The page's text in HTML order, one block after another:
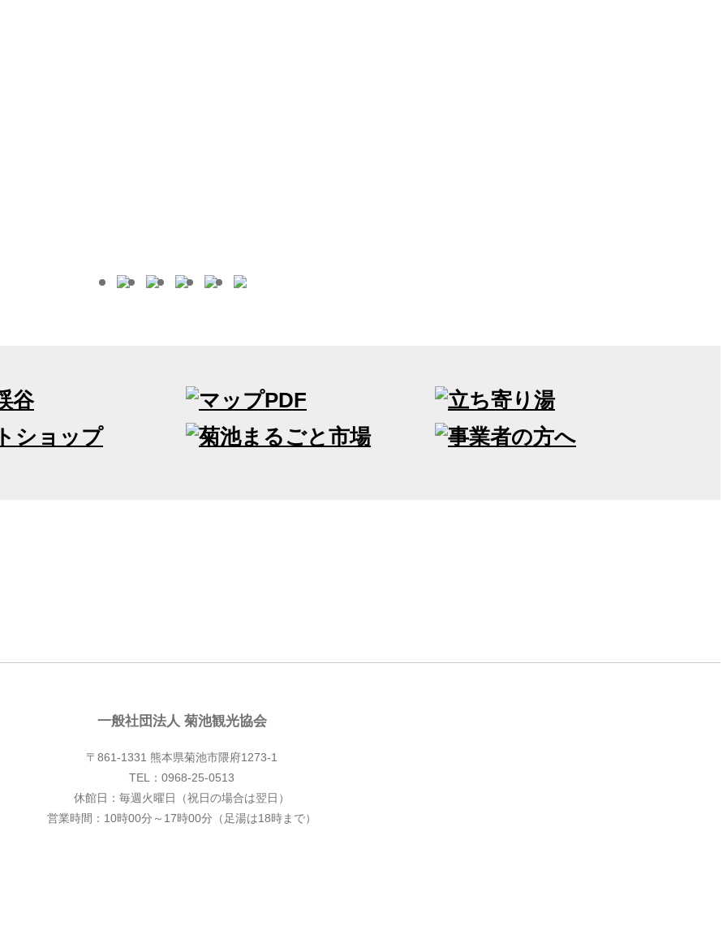
一般社団法人 菊池観光協会
〒861-1331 熊本県菊池市隈府1273-1
TEL：0968-25-0513
休館日：毎週火曜日（祝日の場合は翌日）
営業時間：10時00分～17時00分（足湯は18時まで）